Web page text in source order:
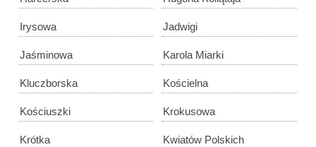
Irysowa Jadwigi
Jaśminowa Karola Miarki
Kluczborska Kościelna
Kościuszki Krokusowa
Krótka Kwiatów Polskich